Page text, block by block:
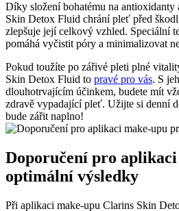
Díky složení bohatému na
Skin Detox Fluid chrání pleť před
zlepšuje její celkový vzhled. Speciální
pomáhá vyčistit póry a minimalizovat
Pokud toužíte po zářivé pleti plné
Skin Detox Fluid to pravé pro vás. S
dlouhotrvajícím účinkem, budete mít
zdravě vypadající pleť. Užijte si denní
bude zářit naplno!
Doporučení pro
optimální výsledky
Při aplikaci make-upu Clarins Skin